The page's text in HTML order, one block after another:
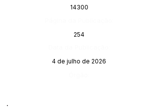
14300
254
4 de julho de 2026